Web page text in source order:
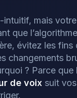
intuitif, mais
que
évitez les fins
changements
? Parce que
de voix suit